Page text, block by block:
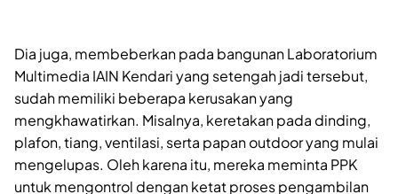
Dia juga, membeberkan pada bangunan Laboratorium
Multimedia IAIN Kendari yang setengah jadi tersebut,
sudah memiliki beberapa kerusakan yang
mengkhawatirkan. Misalnya, keretakan pada dinding,
plafon, tiang, ventilasi, serta papan outdoor yang mulai
mengelupas. Oleh karena itu, mereka meminta PPK
untuk mengontrol dengan ketat proses pengambilan